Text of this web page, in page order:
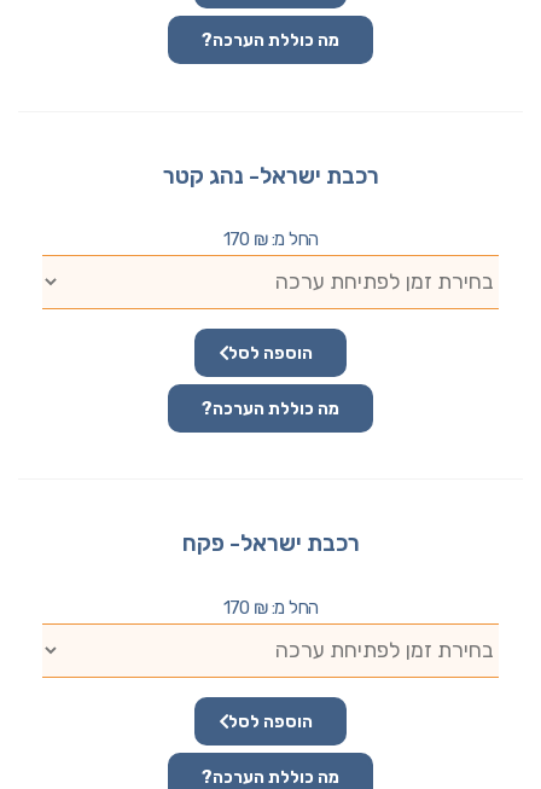
מה כוללת הערכה?
רכבת ישראל- נהג קטר
החל מ: 170 ₪
הוספה לסל
מה כוללת הערכה?
רכבת ישראל- פקח
החל מ: 170 ₪
הוספה לסל
מה כוללת הערכה?